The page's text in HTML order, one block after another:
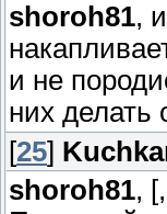
shoroh81,
и не
них делать
[25]
shoroh81,